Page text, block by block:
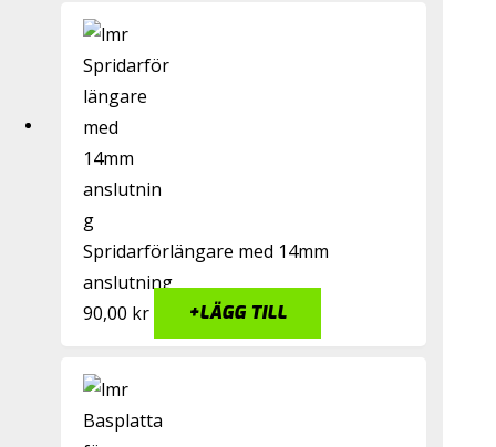
Spridarförlängare med 14mm
anslutning
90,00 kr +LÄGG TILL